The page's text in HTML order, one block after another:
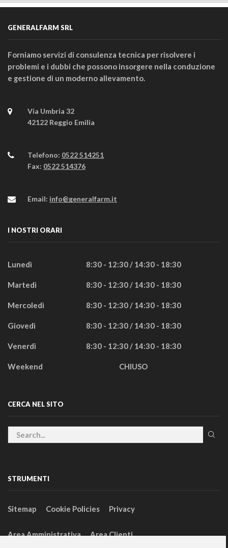
GENERALFARM SRL
Forniamo servizi di consulenza tecnica per risolvere i
problemi e i dubbi che possono insorgere nella conduzione
e gestione di un moderno allevamento.
Via Umbria 32
42122 Reggio Emilia
Telefono: 0522 514251
Fax: 0522 514376
Email: info@generalfarm.it
I NOSTRI ORARI
Lunedì 8:30 - 12:30 / 14:30 - 18:30
Martedì 8:30 - 12:30 / 14:30 - 18:30
Mercoledì 8:30 - 12:30 / 14:30 - 18:30
Giovedì 8:30 - 12:30 / 14:30 - 18:30
Venerdì 8:30 - 12:30 / 14:30 - 18:30
Weekend CHIUSO
CERCA NEL SITO
STRUMENTI
Sitemap Cookie Policies Privacy
Area Amministrativa Area Clienti